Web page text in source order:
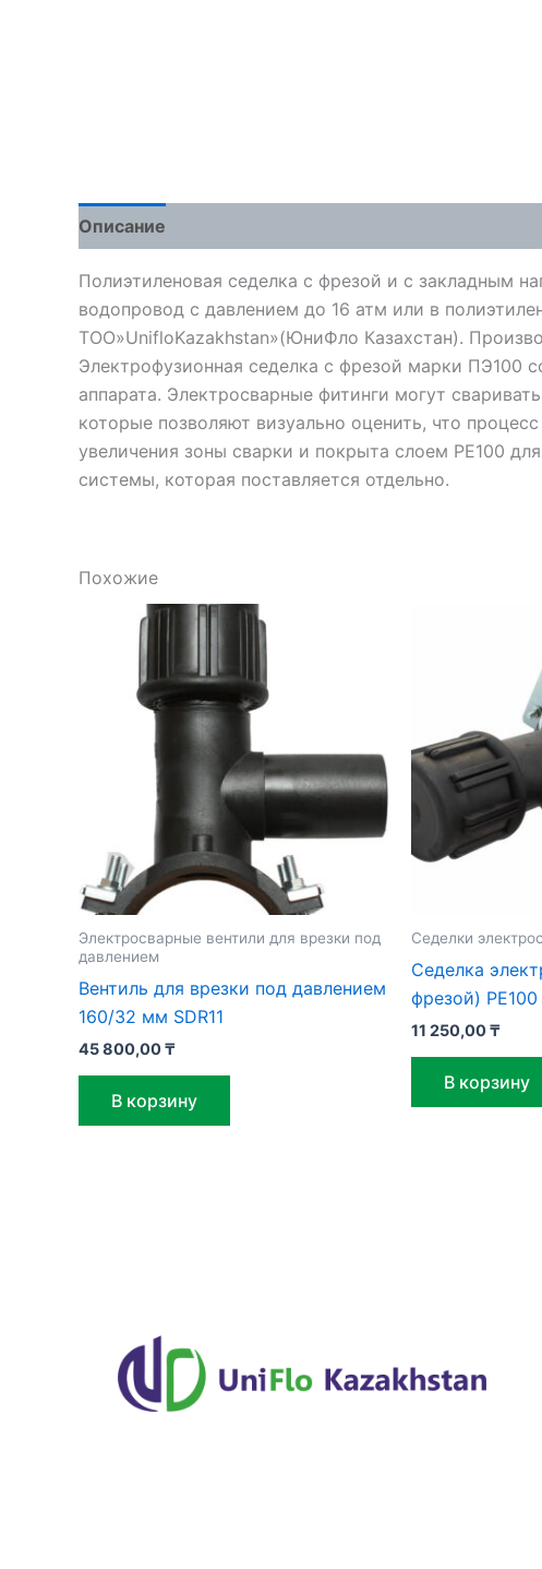
Описание
Полиэтиленовая седелка с фрезой и с закладным
водопровод с давлением до 16 атм или в
ТОО»UnifloKazakhstan»(ЮниФло Казахстан).
Электрофузионная седелка с фрезой марки ПЭ100
аппарата. Электросварные фитинги могут
которые позволяют визуально оценить, что
увеличения зоны сварки и покрыта слоем PE100
системы, которая поставляется отдельно.
Похожие
Электросварные вентили для врезки под
давлением
Вентиль для врезки под давлением
160/32 мм SDR11
45 800,00₸
В корзину
Седелки
Седелка
фрезой) PE100
11 250,00₸
В корзину